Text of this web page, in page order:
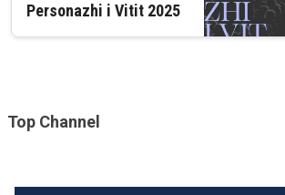
Personazhi i Vitit 2025
Top Channel